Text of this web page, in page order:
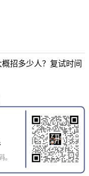
招多少人？复试时间